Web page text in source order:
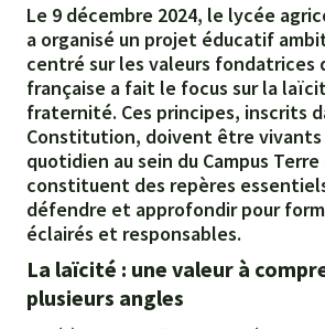
Le 9 décembre 2024, le lycée
a organisé un projet éducatif
centré sur les valeurs fondatrices
française a fait le focus sur la
fraternité. Ces principes, inscrits
Constitution, doivent être vivants
quotidien au sein du Campus
constituent des repères
défendre et approfondir pour
éclairés et responsables.
La laïcité : une valeur à
plusieurs angles